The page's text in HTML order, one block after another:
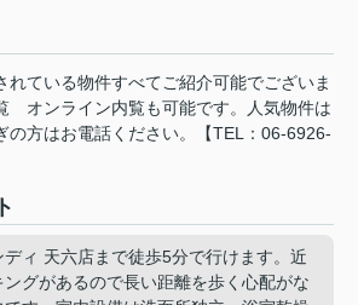
れている物件すべてご紹介可能でございま
オンライン内覧も可能です。人気物件は
の方はお電話ください。【TEL：06-6926-
ィ 天六店まで徒歩5分で行けます。近
ングがあるので長い距離を歩く心配がな